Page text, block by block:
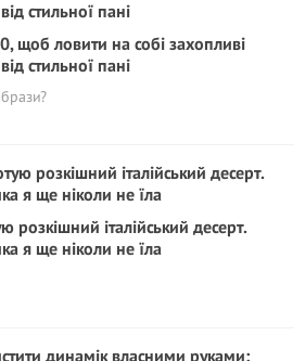
щоб ловити на собі захопливі
стильної пані
розкішний італійський десерт.
я ще ніколи не їла